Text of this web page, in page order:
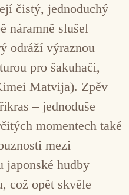
čistý, jednoduchý
náramně slušel
odráží výraznou
pro šakuhači,
Matvija). Zpěv
– jednoduše
momentech také
mezi
japonské hudby
což opět skvěle